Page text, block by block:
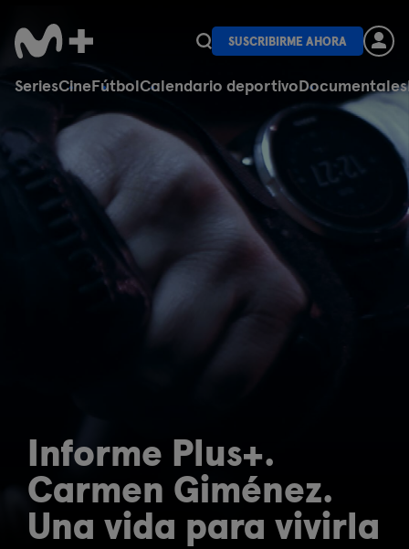
SeriesCineFútbolCalendario deportivoDocumentales
SUSCRIBIRME AHORA
Informe Plus+.
Carmen Giménez.
Una vida para vivirla